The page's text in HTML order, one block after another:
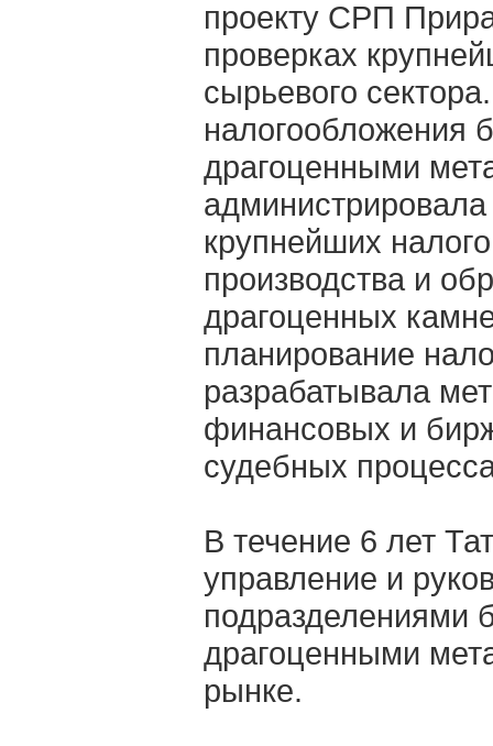
проекту СРП
проверках
сырьевого
налогообложения
драгоценными
крупнейших
производства и
драгоценных
планирование
разрабатывала
финансовых и
судебных
В течение 6 лет
управление и
подразделениями
драгоценными
рынке.